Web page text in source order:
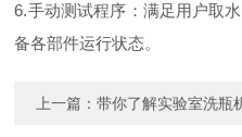
6.手动测试程序：满足用户取
备各部件运行状态。
上一篇：带你了解实验室洗瓶